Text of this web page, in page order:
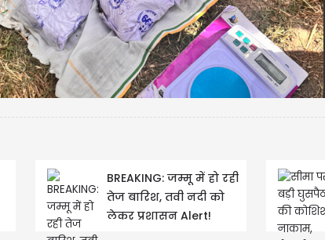
BREAKING: जम्मू में हो रही
तेज बारिश, तवी नदी को
लेकर प्रशासन Alert!